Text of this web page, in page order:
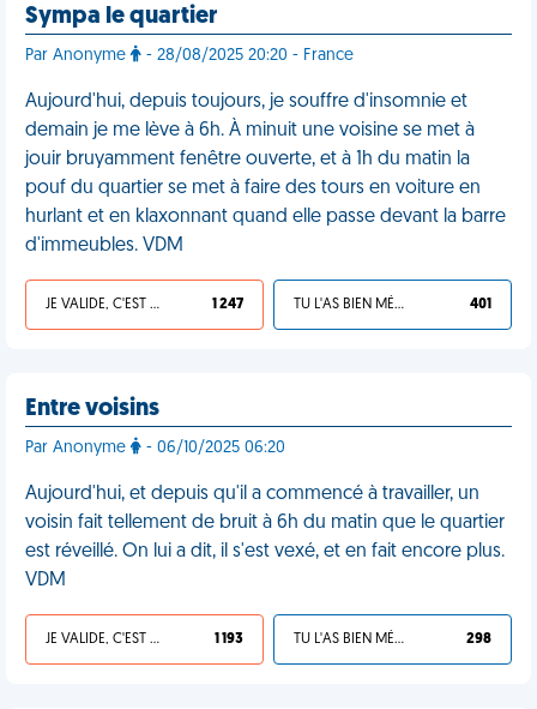
Sympa le quartier
Par Anonyme - 28/08/2025 20:20 - France
Aujourd'hui, depuis toujours, je souffre d'insomnie et
demain je me lève à 6h. À minuit une voisine se met à
jouir bruyamment fenêtre ouverte, et à 1h du matin la
pouf du quartier se met à faire des tours en voiture en
hurlant et en klaxonnant quand elle passe devant la barre
d'immeubles. VDM
JE VALIDE, C'EST UNE VDM 1 247 TU L'AS BIEN MÉRITÉ 401
Entre voisins
Par Anonyme - 06/10/2025 06:20
Aujourd'hui, et depuis qu'il a commencé à travailler, un
voisin fait tellement de bruit à 6h du matin que le quartier
est réveillé. On lui a dit, il s'est vexé, et en fait encore plus.
VDM
JE VALIDE, C'EST UNE VDM 1 193 TU L'AS BIEN MÉRITÉ 298